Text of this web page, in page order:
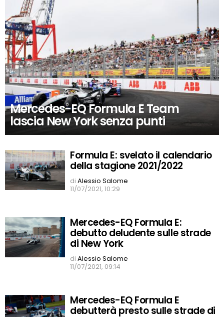
Mercedes-EQ Formula E Team
lascia New York senza punti
Formula E: svelato il calendario
della stagione 2021/2022
di Alessio Salome
11/07/2021, 10:29
Mercedes-EQ Formula E:
debutto deludente sulle strade
di New York
di Alessio Salome
11/07/2021, 09:14
Mercedes-EQ Formula E
debutterà presto sulle strade di